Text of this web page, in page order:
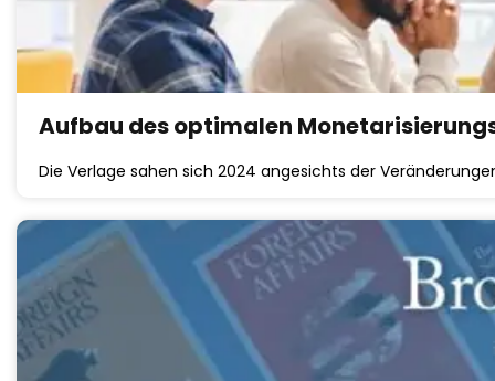
Aufbau des optimalen
Die Verlage sahen sich 2024 angesichts der